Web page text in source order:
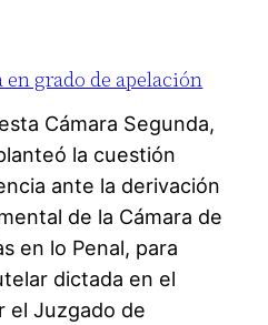
grado de apelación
Cámara Segunda,
la cuestión
ante la derivación
de la Cámara de
en lo Penal, para
dictada en el
el Juzgado de